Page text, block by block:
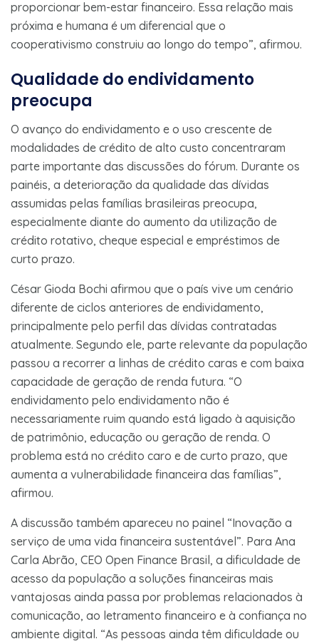
proporcionar bem-estar financeiro. Essa relação mais
próxima e humana é um diferencial que o
cooperativismo construiu ao longo do tempo”, afirmou.
Qualidade do endividamento
preocupa
O avanço do endividamento e o uso crescente de
modalidades de crédito de alto custo concentraram
parte importante das discussões do fórum. Durante os
painéis, a deterioração da qualidade das dívidas
assumidas pelas famílias brasileiras preocupa,
especialmente diante do aumento da utilização de
crédito rotativo, cheque especial e empréstimos de
curto prazo.
César Gioda Bochi afirmou que o país vive um cenário
diferente de ciclos anteriores de endividamento,
principalmente pelo perfil das dívidas contratadas
atualmente. Segundo ele, parte relevante da população
passou a recorrer a linhas de crédito caras e com baixa
capacidade de geração de renda futura. “O
endividamento pelo endividamento não é
necessariamente ruim quando está ligado à aquisição
de patrimônio, educação ou geração de renda. O
problema está no crédito caro e de curto prazo, que
aumenta a vulnerabilidade financeira das famílias”,
afirmou.
A discussão também apareceu no painel “Inovação a
serviço de uma vida financeira sustentável”. Para Ana
Carla Abrão, CEO Open Finance Brasil, a dificuldade de
acesso da população a soluções financeiras mais
vantajosas ainda passa por problemas relacionados à
comunicação, ao letramento financeiro e à confiança no
ambiente digital. “As pessoas ainda têm dificuldade ou